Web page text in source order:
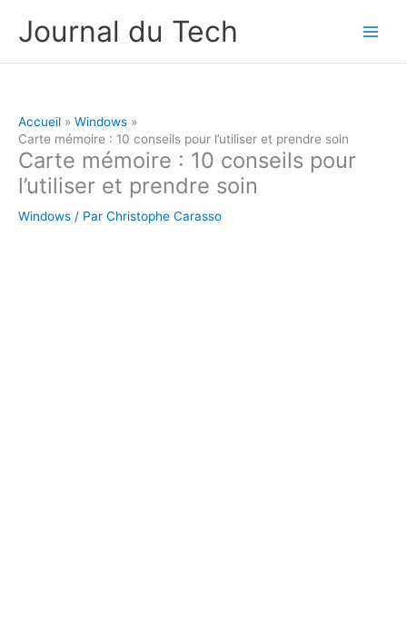
Journal du Tech
Accueil
Windows
Carte mémoire : 10 conseils pour l’utiliser et prendre soin
Carte mémoire : 10 conseils pour
l’utiliser et prendre soin
Windows / Par Christophe Carasso